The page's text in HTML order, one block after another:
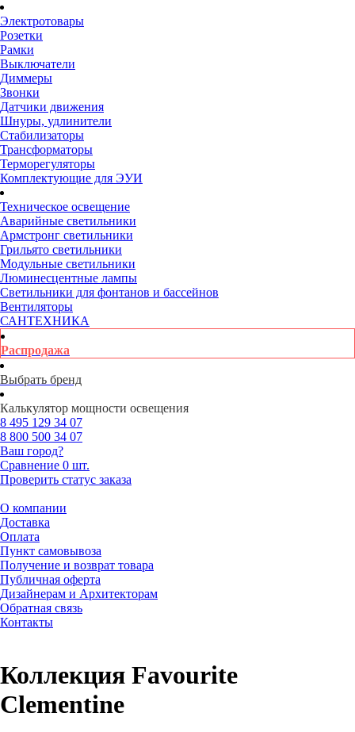
Электротовары
Розетки
Рамки
Выключатели
Диммеры
Звонки
Датчики движения
Шнуры, удлинители
Стабилизаторы
Трансформаторы
Терморегуляторы
Комплектующие для ЭУИ
Техническое освещение
Аварийные светильники
Армстронг светильники
Грильято светильники
Модульные светильники
Люминесцентные лампы
Светильники для фонтанов и бассейнов
Вентиляторы
САНТЕХНИКА
Распродажа
Выбрать бренд
Калькулятор мощности освещения
8 495 129 34 07
8 800 500 34 07
Ваш город?
Сравнение 0 шт.
Проверить статус заказа
О компании
Доставка
Оплата
Пункт самовывоза
Получение и возврат товара
Публичная оферта
Дизайнерам и Архитекторам
Обратная связь
Контакты
Коллекция Favourite
Clementine